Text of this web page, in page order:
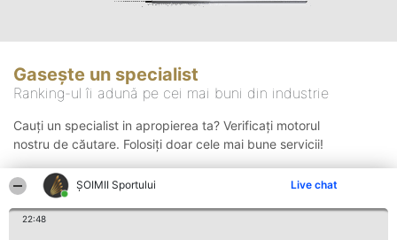
ȘOIMII Sportului Live chat
22:48
Gasește un specialist
Ranking-ul îi adună pe cei mai buni din industrie
Cauți un specialist in apropierea ta? Verificați motorul
nostru de căutare. Folosiți doar cele mai bune servicii!